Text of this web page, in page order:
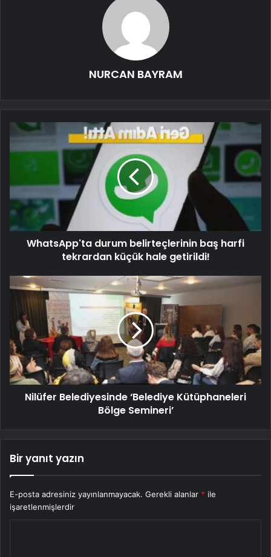
NURCAN BAYRAM
WhatsApp'ta durum belirteçlerinin baş harfi
tekrardan küçük hale getirildi!
Nilüfer Belediyesinde ‘Belediye Kütüphaneleri
Bölge Semineri’
Bir yanıt yazın
E-posta adresiniz yayınlanmayacak. Gerekli alanlar * ile
işaretlenmişlerdir